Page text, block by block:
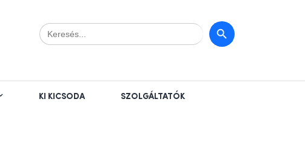
Search
for:
KI KICSODA SZOLGÁLTATÓK